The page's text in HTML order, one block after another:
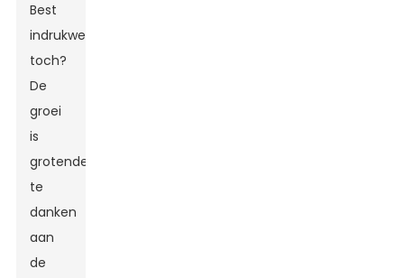
Best
indrukwekkend,
toch?
De
groei
is
grotendeels
te
danken
aan
de